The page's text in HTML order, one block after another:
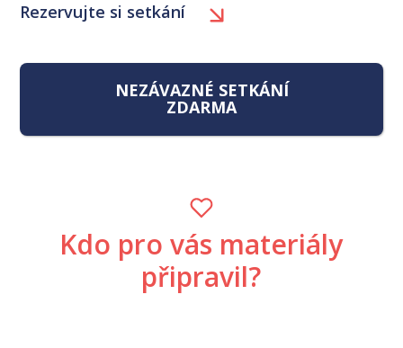
Rezervujte si setkání
NEZÁVAZNÉ SETKÁNÍ
ZDARMA
Kdo pro vás materiály
připravil?